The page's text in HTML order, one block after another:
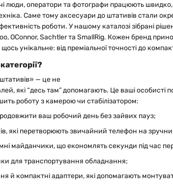
люди, оператори та фотографи працюють
Саме тому аксесуари до штативів стали
роботи. У нашому каталозі зібрані
OConnor, Sachtler та SmallRig. Кожен бренд
унікальне: від преміальної точності до
— це не
які “десь там” допомагають. Це ваші
роботу з камерою чи стабілізатором:
ваш робочий день без зайвих пауз;
які перетворюють звичайний телефон на
майданчики, що економлять секунди під час
для транспортування обладнання;
й компактні адаптери, які допомагають